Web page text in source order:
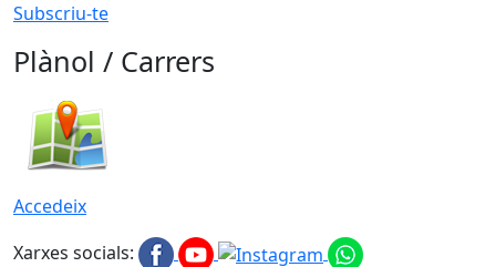
Subscriu-te
Plànol / Carrers
Accedeix
Xarxes socials: